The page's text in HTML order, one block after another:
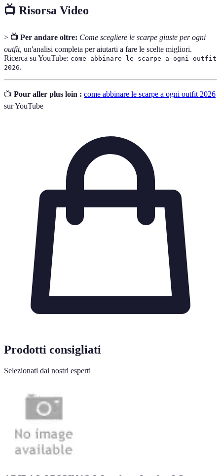
📺 Risorsa Video
> 📺 Per andare oltre: Come scegliere le scarpe giuste per ogni
outfit, un'analisi completa per aiutarti a fare le scelte migliori.
Ricerca su YouTube: come abbinare le scarpe a ogni outfit
2026.
📺 Pour aller plus loin : come abbinare le scarpe a ogni outfit 2026
sur YouTube
Prodotti consigliati
Selezionati dai nostri esperti